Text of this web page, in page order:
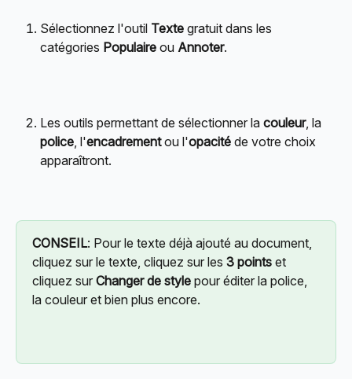
Sélectionnez l'outil Texte gratuit dans les
catégories Populaire ou Annoter.
Les outils permettant de sélectionner la couleur, la
police, l'encadrement ou l'opacité de votre choix
apparaîtront.
CONSEIL: Pour le texte déjà ajouté au document,
cliquez sur le texte, cliquez sur les 3 points et
cliquez sur Changer de style pour éditer la police,
la couleur et bien plus encore.